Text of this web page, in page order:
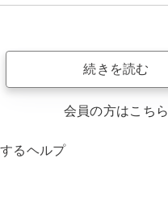
続きを読む
会員の方はこちら
るヘルプ